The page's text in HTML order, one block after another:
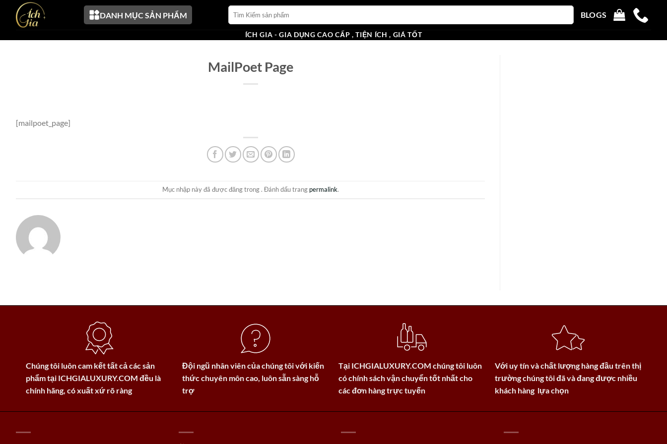
Chuyển
dung
DANH MỤC SẢN PHẨM
Tìm
kiếm:
BLOGS
ÍCH GIA - GIA DỤNG CAO CẤP , TIỆN ÍCH , GIÁ TỐT
MailPoet Page
[mailpoet_page]
Mục nhập này đã được đăng trong . Đánh dấu trang permalink.
Chúng tôi luôn cam kết tất cả các sản
phẩm tại ICHGIALUXURY.COM đều là
chính hãng, có xuất xứ rõ ràng
Đội ngũ nhân viên của chúng tôi với kiến
thức chuyên môn cao, luôn sẵn sàng hỗ
trợ
Tại ICHGIALUXURY.COM chúng tôi luôn
có chính sách vận chuyển tốt nhất cho
các đơn hàng trực tuyến
Với uy tín và chất lượng hàng đầu trên thị
trường chúng tôi đã và đang được nhiều
khách hàng lựa chọn